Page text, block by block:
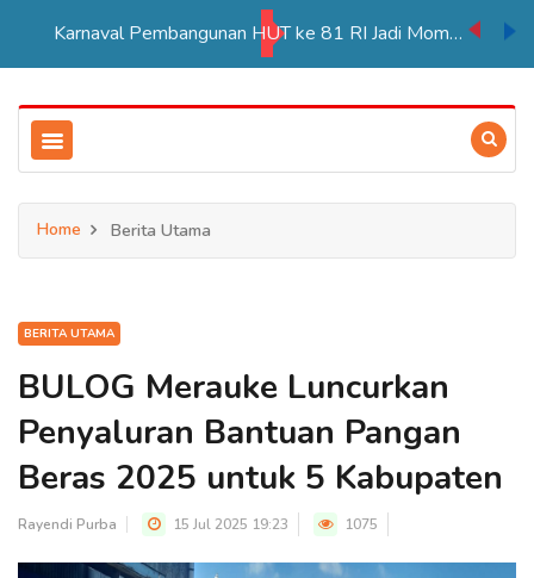
PT BIA Berpartisipasi Pembukaan Pameran HUT RI ke 81 di Distrik Ulilin
Home Berita Utama
BERITA UTAMA
BULOG Merauke Luncurkan
Penyaluran Bantuan Pangan
Beras 2025 untuk 5 Kabupaten
Rayendi Purba 15 Jul 2025 19:23 1075